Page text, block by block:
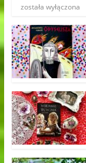
została wyłączona